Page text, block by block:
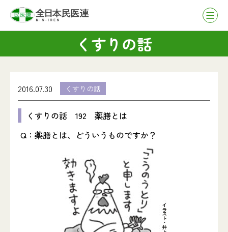
くすりの話
2016.07.30 くすりの話
くすりの話 192 薬膳とは
Q：薬膳とは、どういうものですか？